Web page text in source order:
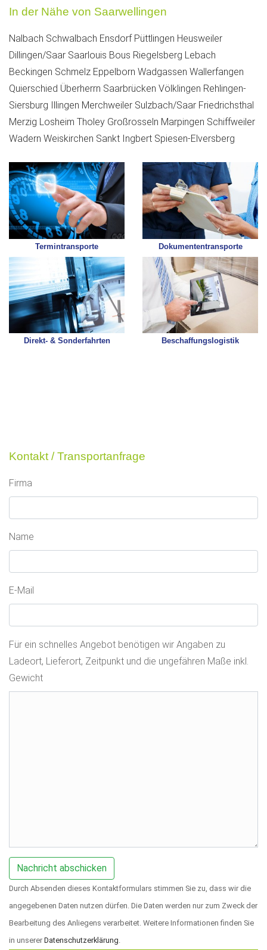
In der Nähe von Saarwellingen
Nalbach Schwalbach Ensdorf Püttlingen Heusweiler
Dillingen/Saar Saarlouis Bous Riegelsberg Lebach
Beckingen Schmelz Eppelborn Wadgassen Wallerfangen
Quierschied Überherrn Saarbrücken Völklingen Rehlingen-
Siersburg Illingen Merchweiler Sulzbach/Saar Friedrichsthal
Merzig Losheim Tholey Großrosseln Marpingen Schiffweiler
Wadern Weiskirchen Sankt Ingbert Spiesen-Elversberg
Termintransporte Dokumententransporte
Direkt- & Sonderfahrten Beschaffungslogistik
Kontakt / Transportanfrage
Firma
Name
E-Mail
Für ein schnelles Angebot benötigen wir Angaben zu
Ladeort, Lieferort, Zeitpunkt und die ungefähren Maße inkl.
Gewicht
Durch Absenden dieses Kontaktformulars stimmen Sie zu, dass wir die
angegebenen Daten nutzen dürfen. Die Daten werden nur zum Zweck der
Bearbeitung des Anliegens verarbeitet. Weitere Informationen finden Sie
in unserer Datenschutzerklärung.